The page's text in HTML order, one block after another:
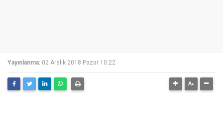
Yayınlanma: 02 Aralık 2018 Pazar 10:22